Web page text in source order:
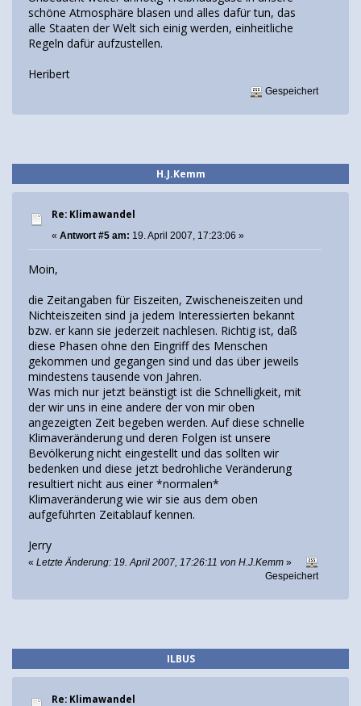
schöne Atmosphäre blasen und alles dafür tun, das
alle Staaten der Welt sich einig werden, einheitliche
Regeln dafür aufzustellen.
Heribert
Gespeichert
H.J.Kemm
Re: Klimawandel
« Antwort #5 am: 19. April 2007, 17:23:06 »
Moin,
die Zeitangaben für Eiszeiten, Zwischeneiszeiten und
Nichteiszeiten sind ja jedem Interessierten bekannt
bzw. er kann sie jederzeit nachlesen. Richtig ist, daß
diese Phasen ohne den Eingriff des Menschen
gekommen und gegangen sind und das über jeweils
mindestens tausende von Jahren.
Was mich nur jetzt beänstigt ist die Schnelligkeit, mit
der wir uns in eine andere der von mir oben
angezeigten Zeit begeben werden. Auf diese schnelle
Klimaveränderung und deren Folgen ist unsere
Bevölkerung nicht eingestellt und das sollten wir
bedenken und diese jetzt bedrohliche Veränderung
resultiert nicht aus einer *normalen*
Klimaveränderung wie wir sie aus dem oben
aufgeführten Zeitablauf kennen.
Jerry
« Letzte Änderung: 19. April 2007, 17:26:11 von H.J.Kemm »
Gespeichert
ILBUS
Re: Klimawandel